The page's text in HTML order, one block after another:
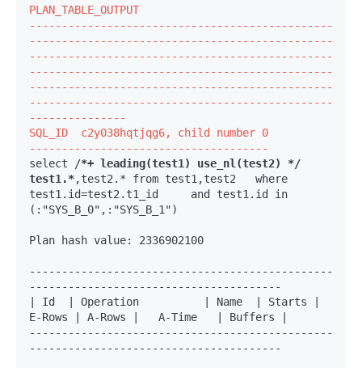
PLAN_TABLE_OUTPUT
-----------------------------------------------
-----------------------------------------------
-----------------------------------------------
-----------------------------------------------
-----------------------------------------------
-----------------------------------------------
---------------
SQL_ID  c2y038hqtjqg6, child number 0
-------------------------------------
select /*+ leading(test1) use_nl(test2) */
test1.*,test2.* from test1,test2   where
test1.id=test2.t1_id     and test1.id in
(:"SYS_B_0",:"SYS_B_1")
Plan hash value: 2336902100
-----------------------------------------------
---------------------------------------
| Id  | Operation          | Name  | Starts |
E-Rows | A-Rows |   A-Time   | Buffers |
-----------------------------------------------
---------------------------------------